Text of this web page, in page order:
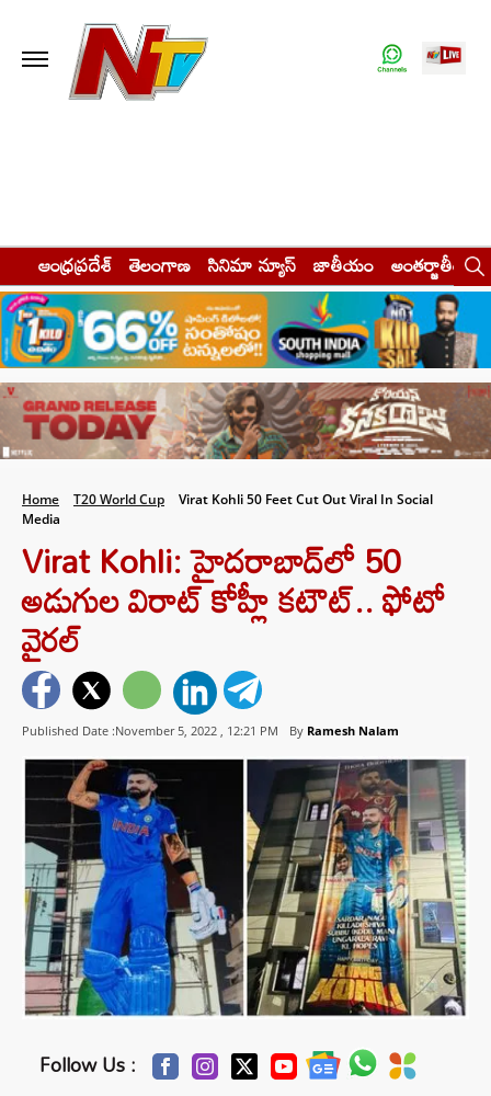
ఆంధ్రప్రదేశ్ తెలంగాణ సినిమా న్యూస్ జాతీయం అంతర్జాతీయం
Home T20 World Cup
Virat Kohli 50 Feet Cut Out Viral In Social
Media
Virat Kohli: హైదరాబాద్‌లో 50
అడుగుల విరాట్ కోహ్లీ కటౌట్.. ఫోటో
వైరల్
Published Date :November 5, 2022 , 12:21 PM By Ramesh Nalam
Follow Us :